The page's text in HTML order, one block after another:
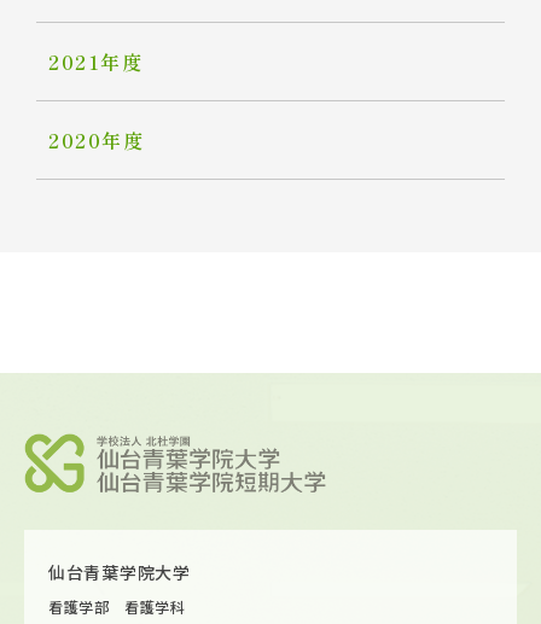
2021年度
2020年度
仙台青葉学院大学
看護学部 看護学科